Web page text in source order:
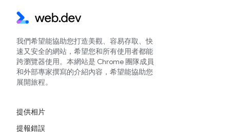
我們希望能協助您打造美觀、容易存取、快
速又安全的網站，希望您和所有使用者都能
跨瀏覽器使用。本網站是 Chrome 團隊成員
和外部專家撰寫的介紹內容，希望能協助您
展開旅程。
提供相片
提報錯誤